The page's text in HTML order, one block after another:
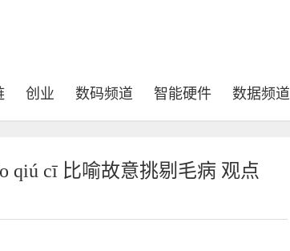
创业 数码频道 智能硬件 数据频道
qiú cī 比喻故意挑剔毛病 观点